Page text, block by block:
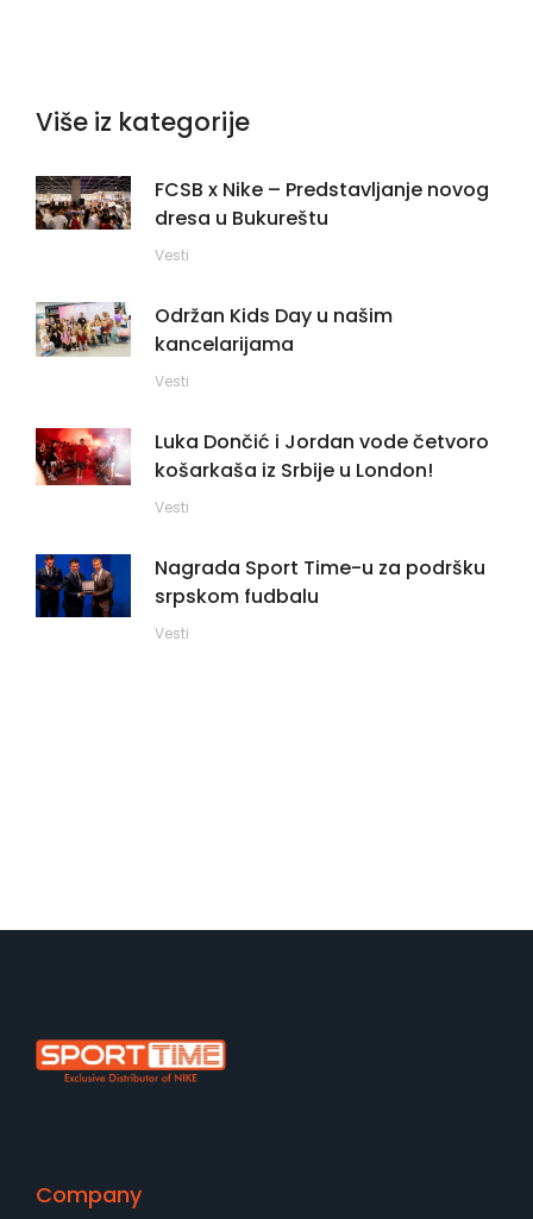
Više iz kategorije
FCSB x Nike – Predstavljanje novog
dresa u Bukureštu
Vesti
Održan Kids Day u našim
kancelarijama
Vesti
Luka Dončić i Jordan vode četvoro
košarkaša iz Srbije u London!
Vesti
Nagrada Sport Time-u za podršku
srpskom fudbalu
Vesti
Company